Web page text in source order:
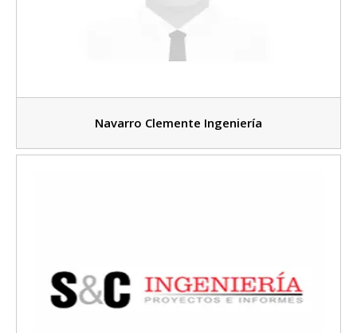
Navarro Clemente Ingeniería